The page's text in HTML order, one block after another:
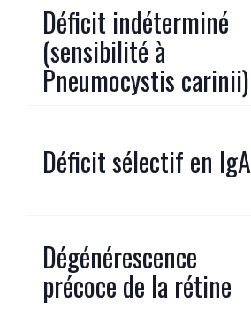
Déficit indéterminé
(sensibilité à
Pneumocystis carinii)
Déficit sélectif en IgA
Dégénérescence
précoce de la rétine